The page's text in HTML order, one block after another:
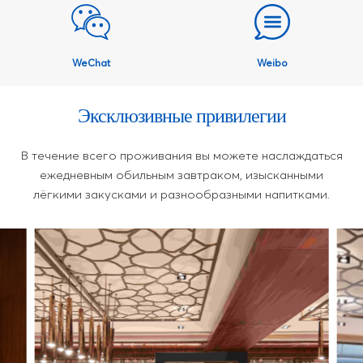
WeChat Weibo
Эксклюзивные привилегии
В течение всего проживания вы можете наслаждаться
ежедневным обильным завтраком, изысканными
лёгкими закусками и разнообразными напитками.